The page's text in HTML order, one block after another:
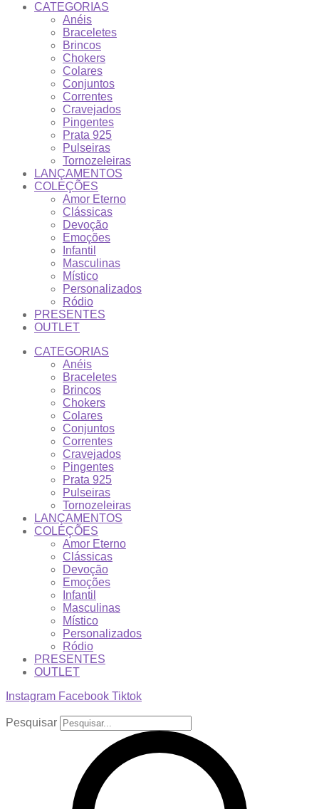
CATEGORIAS
Anéis
Braceletes
Brincos
Chokers
Colares
Conjuntos
Correntes
Cravejados
Pingentes
Prata 925
Pulseiras
Tornozeleiras
LANÇAMENTOS
COLEÇÕES
Amor Eterno
Clássicas
Devoção
Emoções
Infantil
Masculinas
Místico
Personalizados
Ródio
PRESENTES
OUTLET
CATEGORIAS
Anéis
Braceletes
Brincos
Chokers
Colares
Conjuntos
Correntes
Cravejados
Pingentes
Prata 925
Pulseiras
Tornozeleiras
LANÇAMENTOS
COLEÇÕES
Amor Eterno
Clássicas
Devoção
Emoções
Infantil
Masculinas
Místico
Personalizados
Ródio
PRESENTES
OUTLET
Instagram Facebook Tiktok
Pesquisar